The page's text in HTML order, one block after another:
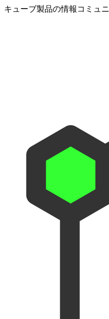
キューブ製品の情報コミュ